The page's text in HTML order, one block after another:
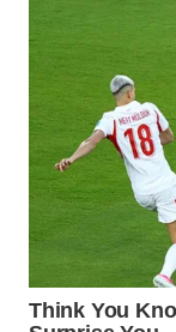
TAPANULI
TENGAH
WN DELI
SERDANG
WN
TEBING
TINGGI
WN